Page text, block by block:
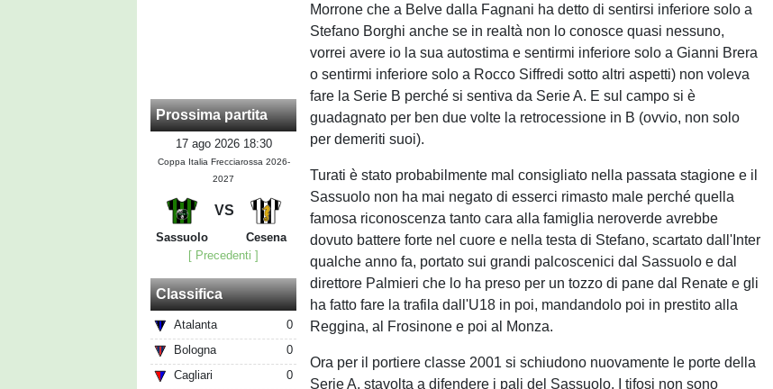
Prossima partita
17 ago 2026 18:30
Coppa Italia Frecciarossa 2026-
2027
VS
Sassuolo
Cesena
[ Precedenti ]
Classifica
Atalanta
0
Bologna
0
Cagliari
0
Morrone che a Belve dalla Fagnani ha detto di sentirsi inferiore solo a
Stefano Borghi anche se in realtà non lo conosce quasi nessuno,
vorrei avere io la sua autostima e sentirmi inferiore solo a Gianni Brera
o sentirmi inferiore solo a Rocco Siffredi sotto altri aspetti) non voleva
fare la Serie B perché si sentiva da Serie A. E sul campo si è
guadagnato per ben due volte la retrocessione in B (ovvio, non solo
per demeriti suoi).
Turati è stato probabilmente mal consigliato nella passata stagione e il
Sassuolo non ha mai negato di esserci rimasto male perché quella
famosa riconoscenza tanto cara alla famiglia neroverde avrebbe
dovuto battere forte nel cuore e nella testa di Stefano, scartato dall'Inter
qualche anno fa, portato sui grandi palcoscenici dal Sassuolo e dal
direttore Palmieri che lo ha preso per un tozzo di pane dal Renate e gli
ha fatto fare la trafila dall'U18 in poi, mandandolo poi in prestito alla
Reggina, al Frosinone e poi al Monza.
Ora per il portiere classe 2001 si schiudono nuovamente le porte della
Serie A, stavolta a difendere i pali del Sassuolo. I tifosi non sono